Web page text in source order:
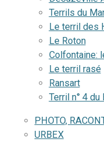
Terrils du
Le terril des
Le Roton
Colfontaine:
Le terril rasé
Ransart
Terril n° 4 du
PHOTO,
URBEX